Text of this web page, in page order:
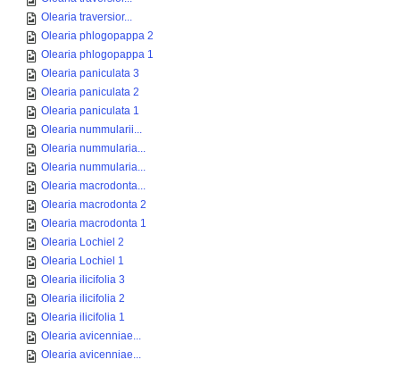
Olearia traversior...
Olearia phlogopappa 2
Olearia phlogopappa 1
Olearia paniculata 3
Olearia paniculata 2
Olearia paniculata 1
Olearia nummularii...
Olearia nummularia...
Olearia nummularia...
Olearia macrodonta...
Olearia macrodonta 2
Olearia macrodonta 1
Olearia Lochiel 2
Olearia Lochiel 1
Olearia ilicifolia 3
Olearia ilicifolia 2
Olearia ilicifolia 1
Olearia avicenniae...
Olearia avicenniae...